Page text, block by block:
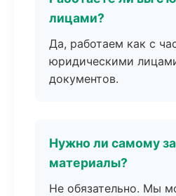
лицами?
Да, работаем как с
юридическими
документов.
Нужно ли самому
материалы?
Не обязательно. Мы